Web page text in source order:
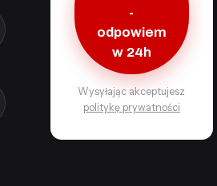
-
odpowiem
w 24h
Wysyłając akceptujesz
politykę prywatności